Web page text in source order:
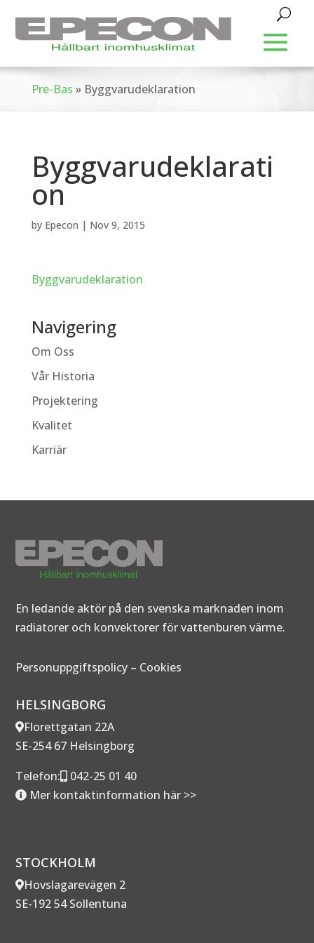
Pre-Bas » Byggvarudeklaration
Byggvarudeklarati
on
by Epecon | Nov 9, 2015
Byggvarudeklaration
Navigering
Om Oss
Vår Historia
Projektering
Kvalitet
Karriär
En ledande aktör på den svenska marknaden inom
radiatorer och konvektorer för vattenburen värme.
Personuppgiftspolicy – Cookies
HELSINGBORG
Florettgatan 22A
SE-254 67 Helsingborg
Telefon:
042-25 01 40
Mer kontaktinformation här >>
STOCKHOLM
Hovslagarevägen 2
SE-192 54 Sollentuna